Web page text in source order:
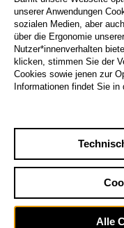
unserer Anwendungen
sozialen Medien, aber
über die Ergonomie
Nutzer*innenverhalten
klicken, stimmen Sie der
Cookies sowie jenen zur
Informationen findet Sie
Alle